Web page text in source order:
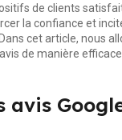
de clients
la confiance et
cet article, nous
de manière efficace.
avis